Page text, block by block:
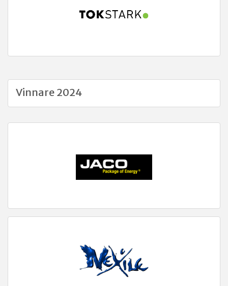
Vinnare 2024